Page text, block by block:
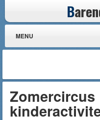
B
MENU
Zomercircus